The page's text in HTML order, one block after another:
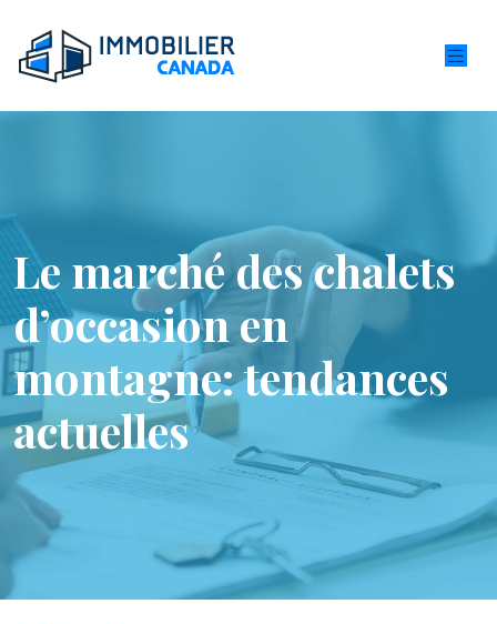
Le marché des chalets
d’occasion en
montagne: tendances
actuelles